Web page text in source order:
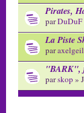
Pirates,
parDuDuF
La Piste
paraxelgeil
"BARK",
parskop»